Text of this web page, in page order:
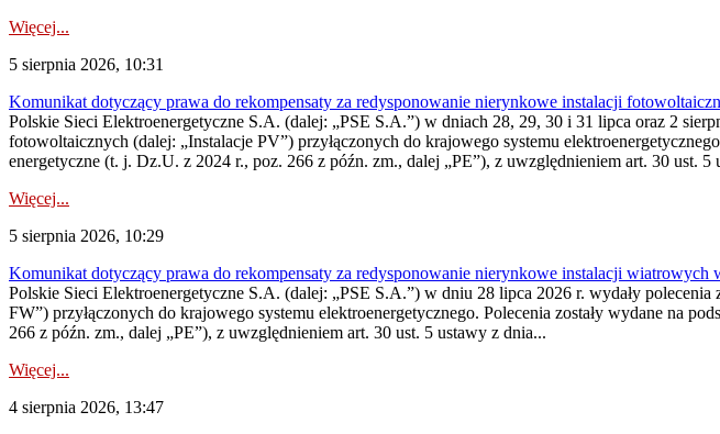
Więcej...
5 sierpnia 2026, 10:31
Komunikat dotyczący prawa do rekompensaty za redysponowanie nierynkowe instalacji
Polskie Sieci Elektroenergetyczne S.A. (dalej: „PSE S.A.”) w dniach 28, 29, 30 i 31 lipca oraz 2
fotowoltaicznych (dalej: „Instalacje PV”) przyłączonych do krajowego systemu
energetyczne (t. j. Dz.U. z 2024 r., poz. 266 z późn. zm., dalej „PE”), z uwzględnieniem art. 30 ust. 5
Więcej...
5 sierpnia 2026, 10:29
Komunikat dotyczący prawa do rekompensaty za redysponowanie nierynkowe instalacji wiatrowych
Polskie Sieci Elektroenergetyczne S.A. (dalej: „PSE S.A.”) w dniu 28 lipca 2026 r. wydały
FW”) przyłączonych do krajowego systemu elektroenergetycznego. Polecenia zostały wydane na
266 z późn. zm., dalej „PE”), z uwzględnieniem art. 30 ust. 5 ustawy z dnia...
Więcej...
4 sierpnia 2026, 13:47